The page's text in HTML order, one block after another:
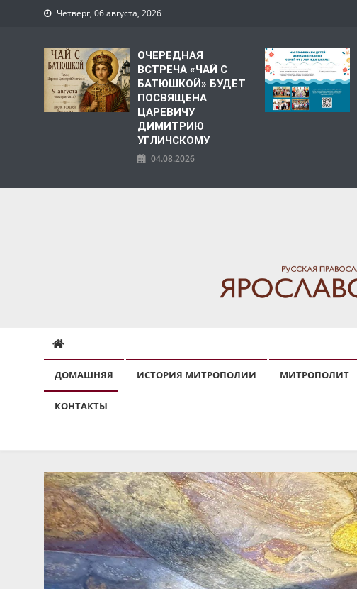
Четверг, 06 августа, 2026
ОЧЕРЕДНАЯ
ВСТРЕЧА «ЧАЙ С
БАТЮШКОЙ» БУДЕТ
ПОСВЯЩЕНА
ЦАРЕВИЧУ
ДИМИТРИЮ
УГЛИЧСКОМУ
04.08.2026
ДОМАШНЯЯ ИСТОРИЯ МИТРОПОЛИИ МИТРОПОЛИТ
КОНТАКТЫ